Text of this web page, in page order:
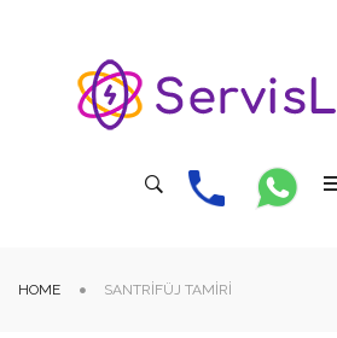
HOME SANTRIFÜJ TAMIRI